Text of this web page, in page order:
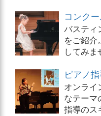
コンク
バスティ
をご紹介
してみま
ピアノ
オンライ
なテーマ
指導のス